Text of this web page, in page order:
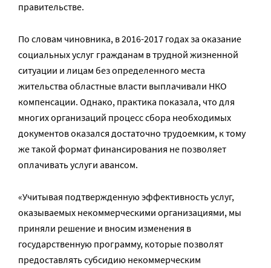
правительстве.
По словам чиновника, в 2016-2017 годах за оказание
социальных услуг гражданам в трудной жизненной
ситуации и лицам без определенного места
жительства областные власти выплачивали НКО
компенсации. Однако, практика показала, что для
многих организаций процесс сбора необходимых
документов оказался достаточно трудоемким, к тому
же такой формат финансирования не позволяет
оплачивать услуги авансом.
«Учитывая подтвержденную эффективность услуг,
оказываемых некоммерческими организациями, мы
приняли решение и вносим изменения в
государственную программу, которые позволят
предоставлять субсидию некоммерческим